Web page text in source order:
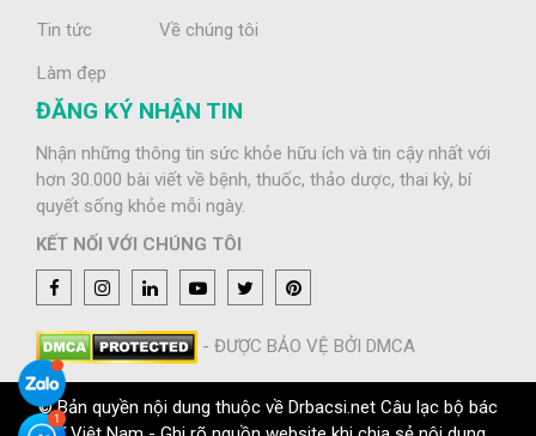
Tin tức
Làm đẹp
Về chúng tôi
ĐĂNG KÝ NHẬN TIN
Nhận những thông tin sức khỏe hữu ích và tin cậy nhất với
hơn 30.000 bài viết về bệnh, thuốc, thảo dược, thai kỳ, bí
quyết sống khỏe mỗi ngày.
KẾT NỐI VỚI CHÚNG TÔI
- ĐƯỢC BẢO VỆ BỞI DMCA
© Bản quyền nội dung thuộc về Drbacsi.net Câu lạc bộ bác